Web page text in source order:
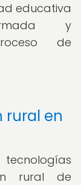
educativa
y
de
rural en
rural de